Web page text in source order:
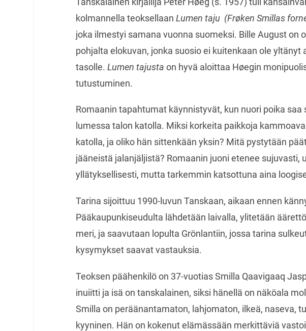
kolmannella teoksellaan Lumen taju (Frøken Smillas
joka ilmestyi samana vuonna suomeksi. Bille August on
pohjalta elokuvan, jonka suosio ei kuitenkaan ole yltänyt
tasolle. Lumen tajusta on hyvä aloittaa Høegin
tutustuminen.
Romaanin tapahtumat käynnistyvät, kun nuori poika saa
lumessa talon katolla. Miksi korkeita paikkoja
katolla, ja oliko hän sittenkään yksin? Mitä pystytään
jääneistä jalanjäljistä? Romaanin juoni etenee sujuvasti,
yllätyksellisesti, mutta tarkemmin katsottuna aina
Tarina sijoittuu 1990-luvun Tanskaan, aikaan ennen
Pääkaupunkiseudulta lähdetään laivalla, ylitetään
meri, ja saavutaan lopulta Grönlantiin, jossa tarina
kysymykset saavat vastauksia.
Teoksen päähenkilö on 37-vuotias Smilla Qaavigaaq
inuiitti ja isä on tanskalainen, siksi hänellä on näköala
Smilla on peräänantamaton, lahjomaton, ilkeä, naseva,
kyyninen. Hän on kokenut elämässään merkittäviä